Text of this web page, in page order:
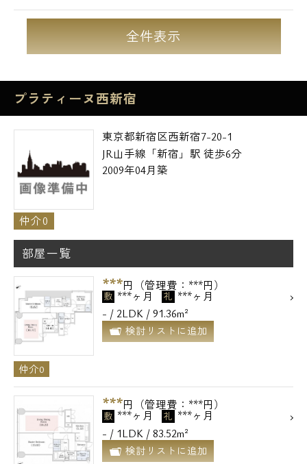
全件表示
プラティーヌ西新宿
東京都新宿区西新宿7-20-1
JR山手線「新宿」駅 徒歩6分
2009年04月築
仲介0
部屋一覧
***円（管理費：***円）
敷 ***ヶ月 礼 ***ヶ月
- / 2LDK / 91.36m²
検討リストに追加
仲介0
***円（管理費：***円）
敷 ***ヶ月 礼 ***ヶ月
- / 1LDK / 83.52m²
検討リストに追加